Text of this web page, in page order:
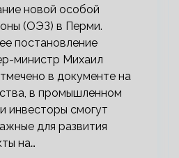
новой особой
(ОЭЗ) в Перми.
постановление
министр Михаил
в документе на
в промышленном
инвесторы смогут
для развития
на…